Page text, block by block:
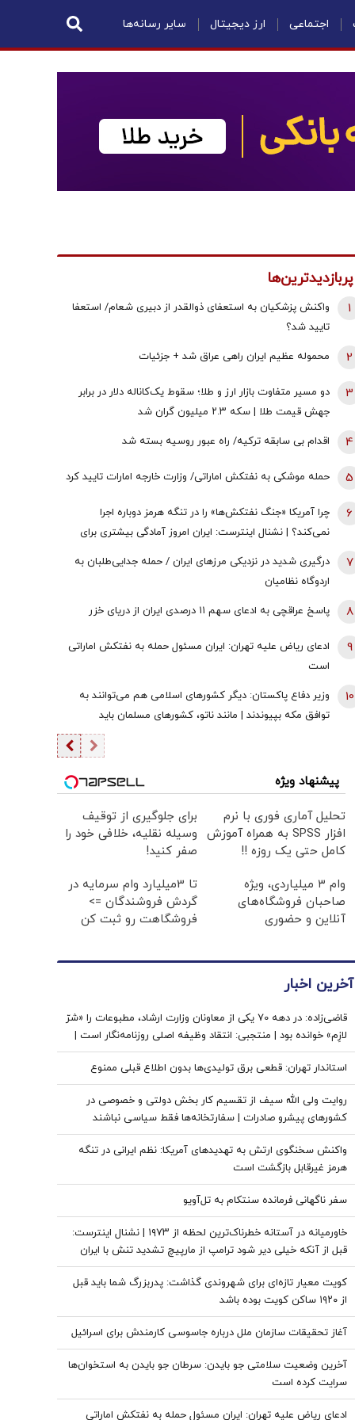
اجتماعی ارز دیجیتال سایر رسانه‌ها
پربازدیدترین‌ها
واکنش پزشکیان به استعفای ذوالقدر از دبیری شعام/ استعفا
تایید شد؟
1
محموله عظیم ایران راهی عراق شد + جزئیات 2
دو مسیر متفاوت بازار ارز و طلا؛ سقوط یک‌کاناله دلار در برابر
جهش قیمت طلا | سکه ۲.۳ میلیون گران شد
3
اقدام بی سابقه ترکیه/ راه عبور روسیه بسته شد 4
حمله موشکی به نفتکش اماراتی/ وزارت خارجه امارات تایید کرد 5
چرا آمریکا «جنگ نفتکش‌ها» را در تنگه هرمز دوباره اجرا
نمی‌کند؟ | نشنال اینترست: ایران امروز آمادگی بیشتری برای
جنگ در خلیج‌فارس دارد
6
درگیری شدید در نزدیکی مرز‌های ایران / حمله جدایی‌طلبان به
اردوگاه نظامیان
7
پاسخ عراقچی به ادعای سهم ۱۱ درصدی ایران از دریای خزر 8
ادعای ریاض علیه تهران: ایران مسئول حمله به نفتکش اماراتی
است
9
وزیر دفاع پاکستان: دیگر کشورهای اسلامی هم می‌توانند به
توافق مکه بپیوندند | مانند ناتو، کشورهای مسلمان باید
10
پیشنهاد ویژه
تحلیل آماری فوری با نرم
افزار SPSS به همراه آموزش
کامل حتی یک روزه !!
برای جلوگیری از توقیف
وسیله نقلیه، خلافی خود را
صفر کنید!
وام ۳ میلیاردی، ویژه
صاحبان فروشگاه‌های
آنلاین و حضوری
تا 3میلیارد وام سرمایه در
گردش فروشندگان =>
فروشگاهت رو ثبت کن
آخرین اخبار
قاضی‌زاده: در دهه 70 یکی از معاونان وزارت ارشاد، مطبوعات را «شرّ
لازِم» خوانده بود | منتجبی: انتقاد وظیفه اصلی روزنامه‌نگار است |
زاهد: بسیاری از بهترین روزنامه‌نگاران کشور، مجبور به مهاجرت
شده‌اند
استاندار تهران: قطعی برق تولیدی‌ها بدون اطلاع قبلی ممنوع
روایت ولی الله سیف از تقسیم کار بخش دولتی و خصوصی در
کشورهای پیشرو صادرات | سفارتخانه‌ها فقط سیاسی نباشند
واکنش سخنگوی ارتش به تهدیدهای آمریکا: نظم ایرانی در تنگه
هرمز غیرقابل بازگشت است
سفر ناگهانی فرمانده سنتکام به تل‌آویو
خاورمیانه در آستانه خطرناک‌ترین لحظه از ۱۹۷۳ | نشنال اینترست:
قبل از آنکه خیلی دیر شود ترامپ از مارپیچ تشدید تنش با ایران
بیرون بیاید | تنگه هرمز تنها گلوگاه استراتژیک مورد تهدید نیست
کویت معیار تازه‌ای برای شهروندی گذاشت: پدربزرگ شما باید قبل
از ۱۹۲۰ ساکن کویت بوده باشد
آغاز تحقیقات سازمان ملل درباره جاسوسی کارمندش برای اسرائیل
آخرین وضعیت سلامتی جو بایدن: سرطان جو بایدن به استخوان‌ها
سرایت کرده است
ادعای ریاض علیه تهران: ایران مسئول حمله به نفتکش اماراتی